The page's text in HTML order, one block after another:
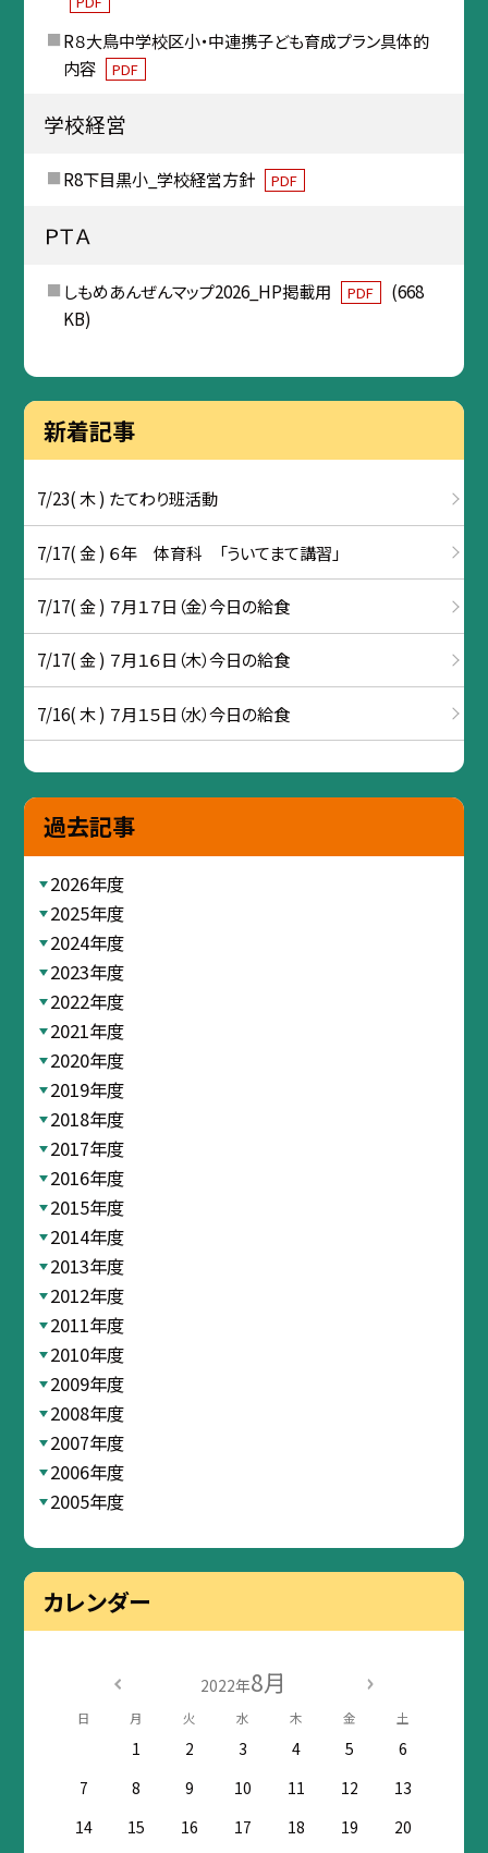
R８大鳥中学校区小・中連携子ども育成プラン具体的
内容
PDF
学校経営
R8下目黒小_学校経営方針 PDF
ＰＴＡ
しもめあんぜんマップ2026_HP掲載用 PDF
(668
KB)
新着記事
7/23( 木 ) たてわり班活動
7/17( 金 ) ６年 体育科 「ういてまて講習」
7/17( 金 ) ７月１７日（金）今日の給食
7/17( 金 ) ７月１６日（木）今日の給食
7/16( 木 ) ７月１５日（水）今日の給食
過去記事
2026年度
2025年度
2024年度
2023年度
2022年度
2021年度
2020年度
2019年度
2018年度
2017年度
2016年度
2015年度
2014年度
2013年度
2012年度
2011年度
2010年度
2009年度
2008年度
2007年度
2006年度
2005年度
カレンダー
2022年8月
日 月 火 水 木 金 土
1 2 3 4 5
6
7
8 9 10 11 12
13
14
15 16 17 18 19
20